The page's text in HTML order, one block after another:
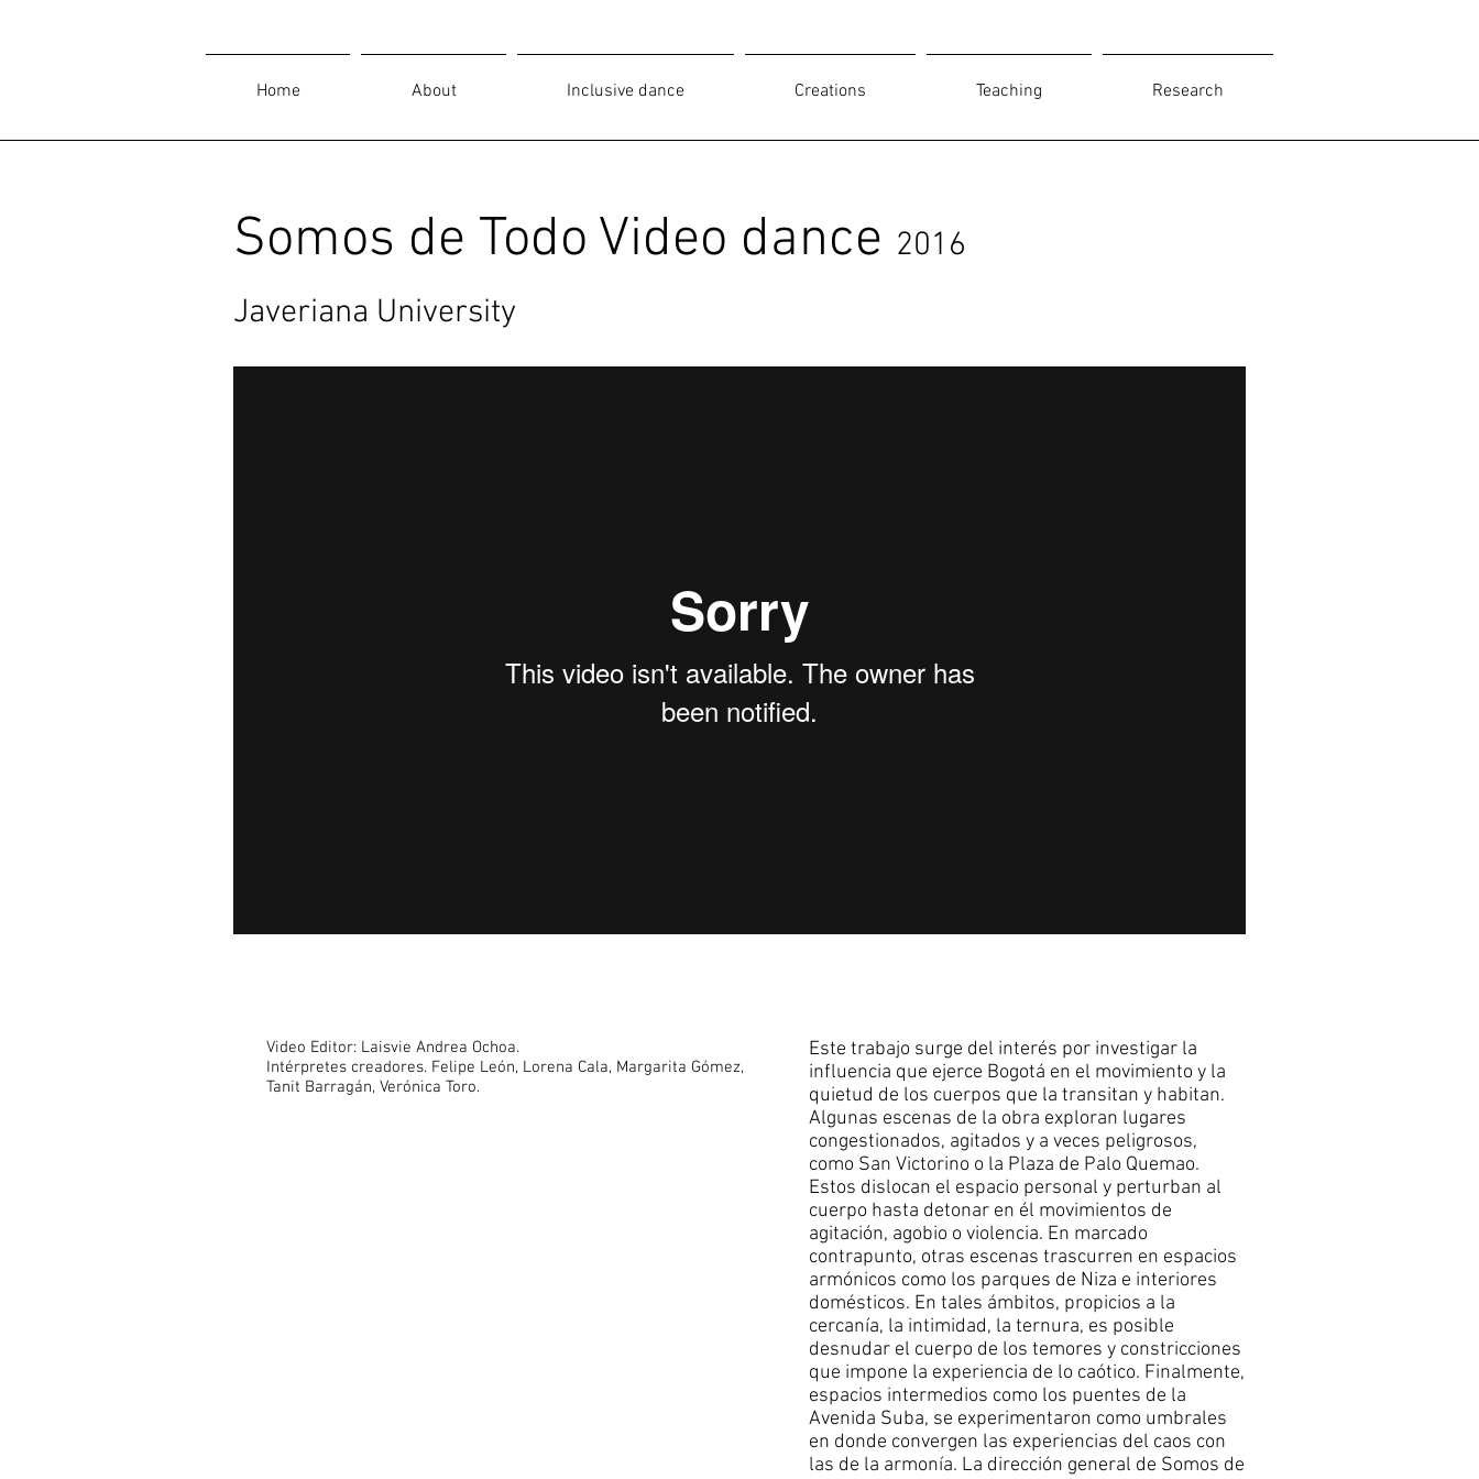
Home About Inclusive dance Creations Teaching Research
Somos de Todo Video dance 2016
Javeriana University
Video Editor: Laisvie Andrea Ochoa.
Intérpretes creadores. Felipe León, Lorena Cala, Margarita Gómez,
Tanit Barragán, Verónica Toro.
Este trabajo surge del interés por investigar la
influencia que ejerce Bogotá en el movimiento y la
quietud de los cuerpos que la transitan y habitan.
Algunas escenas de la obra exploran lugares
congestionados, agitados y a veces peligrosos,
como San Victorino o la Plaza de Palo Quemao.
Estos dislocan el espacio personal y perturban al
cuerpo hasta detonar en él movimientos de
agitación, agobio o violencia. En marcado
contrapunto, otras escenas trascurren en espacios
armónicos como los parques de Niza e interiores
domésticos. En tales ámbitos, propicios a la
cercanía, la intimidad, la ternura, es posible
desnudar el cuerpo de los temores y constricciones
que impone la experiencia de lo caótico. Finalmente,
espacios intermedios como los puentes de la
Avenida Suba, se experimentaron como umbrales
en donde convergen las experiencias del caos con
las de la armonía. La dirección general de Somos de